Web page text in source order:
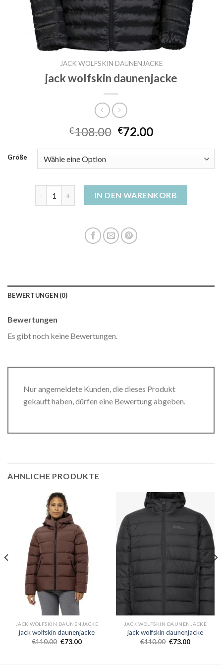
JACK WOLFSKIN DAUNENJACKE
jack wolfskin daunenjacke
€108.00 €72.00
Größe
jack wolfskin daunenjacke Menge
IN DEN WARENKORB
BEWERTUNGEN (0)
Bewertungen
Es gibt noch keine Bewertungen.
Nur angemeldete Kunden, die dieses Produkt
gekauft haben, dürfen eine Bewertung abgeben.
ÄHNLICHE PRODUKTE
JACK WOLFSKIN DAUNENJACKE
jack wolfskin daunenjacke
€110.00 €73.00
JACK WOLFSKIN DAUNENJACKE
jack wolfskin daunenjacke
€110.00 €73.00